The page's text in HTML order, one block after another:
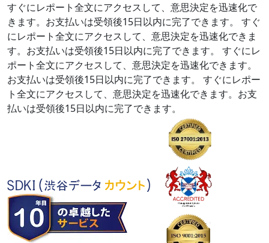
すぐにレポート全文にアクセスして、意思決定を迅速化で
きます。お支払いは受領後15日以内に完了できます。
すぐ
にレポート全文にアクセスして、意思決定を迅速化できま
す。お支払いは受領後15日以内に完了できます。
すぐにレ
ポート全文にアクセスして、意思決定を迅速化できます。
お支払いは受領後15日以内に完了できます。
すぐにレポー
ト全文にアクセスして、意思決定を迅速化できます。お支
払いは受領後15日以内に完了できます。